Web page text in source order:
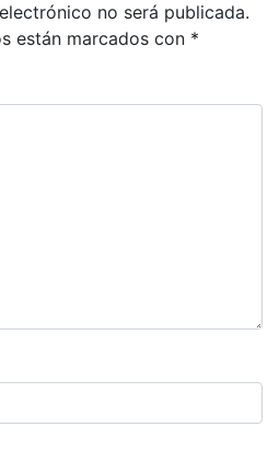
no será publicada.
están marcados con *